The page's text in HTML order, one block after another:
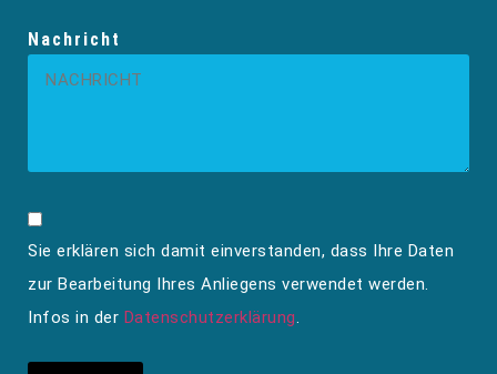
Nachricht
Sie erklären sich damit einverstanden, dass Ihre Daten
zur Bearbeitung Ihres Anliegens verwendet werden.
Infos in der Datenschutzerklärung.